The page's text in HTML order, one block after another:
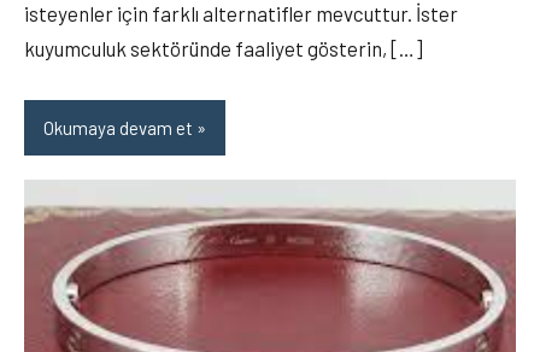
isteyenler için farklı alternatifler mevcuttur. İster
kuyumculuk sektöründe faaliyet gösterin, […]
Okumaya devam et